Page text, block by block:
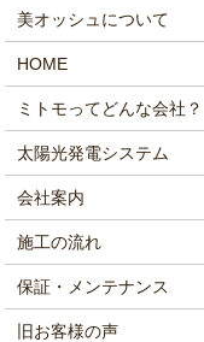
美オッシュについて
HOME
ミトモってどんな会社？
太陽光発電システム
会社案内
施工の流れ
保証・メンテナンス
旧お客様の声